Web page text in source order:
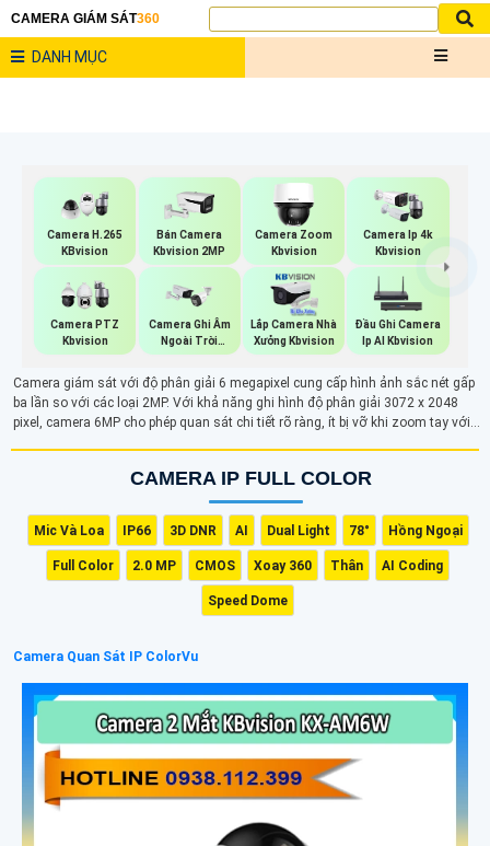
CAMERA GIÁM SÁT360
DANH MỤC
Camera H.265
KBvision
Bán Camera
Kbvision 2MP
Camera Zoom
Kbvision
Camera Ip 4k
Kbvision
Camera PTZ
Kbvision
Camera Ghi Âm
Ngoài Trời
Kbvision
Lắp Camera Nhà
Xưởng Kbvision
Đầu Ghi Camera
Ip AI Kbvision
Camera giám sát với độ phân giải 6 megapixel cung cấp hình ảnh sắc nét gấp
ba lần so với các loại 2MP. Với khả năng ghi hình độ phân giải 3072 x 2048
pixel, camera 6MP cho phép quan sát chi tiết rõ ràng, ít bị vỡ khi zoom tay với 6
CAMERA IP FULL COLOR
Mic Và Loa IP66 3D DNR AI Dual Light 78° Hồng Ngoại
Full Color 2.0 MP CMOS Xoay 360 Thân AI Coding
Speed Dome
Camera Quan Sát IP ColorVu